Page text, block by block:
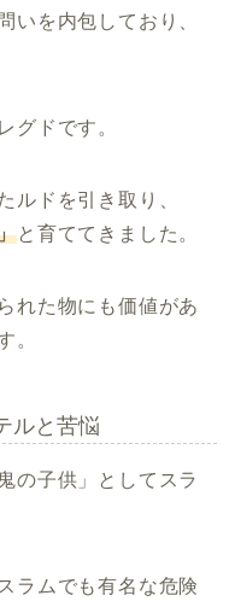
いを内包しており、
グドです。
ルドを引き取り、
と育ててきました。
れた物にも価値があ
。
ルと苦悩
の子供」としてスラ
ラムでも有名な危険